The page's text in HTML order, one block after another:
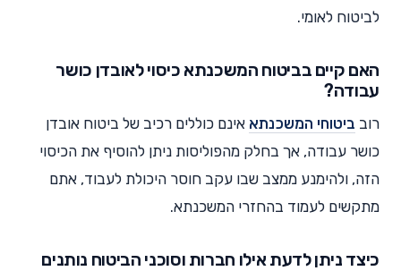
לביטוח לאומי.
האם קיים בביטוח המשכנתא כיסוי לאובדן כושר
עבודה?
רוב ביטוחי המשכנתא אינם כוללים רכיב של ביטוח אובדן
כושר עבודה, אך בחלק מהפוליסות ניתן להוסיף את הכיסוי
הזה, ולהימנע ממצב שבו עקב חוסר היכולת לעבוד, אתם
מתקשים לעמוד בהחזרי המשכנתא.
כיצד ניתן לדעת אילו חברות וסוכני הביטוח נותנים